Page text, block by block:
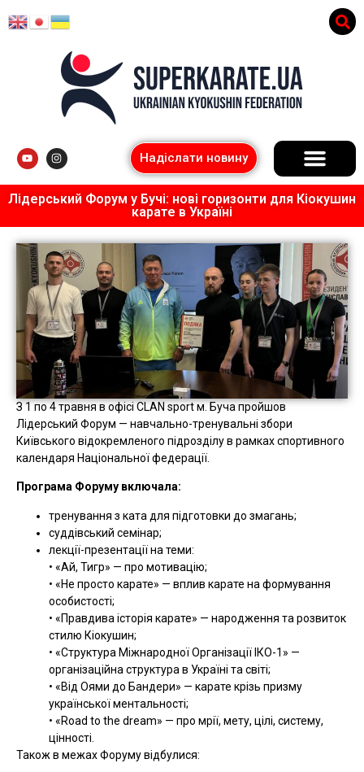
Надіслати новину
Лідерський Форум у Бучі: нові горизонти для Кіокушин
карате в Україні
З 1 по 4 травня в офісі CLAN sport м. Буча пройшов
Лідерський Форум — навчально-тренувальні збори
Київського відокремленого підрозділу в рамках спортивного
календаря Національної федерації.
Програма Форуму включала:
тренування з ката для підготовки до змагань;
суддівський семінар;
лекції-презентації на теми:
• «Ай, Тигр» — про мотивацію;
• «Не просто карате» — вплив карате на формування
особистості;
• «Правдива історія карате» — народження та розвиток
стилю Кіокушин;
• «Структура Міжнародної Організації ІКО-1» —
організаційна структура в Україні та світі;
• «Від Оями до Бандери» — карате крізь призму
української ментальності;
• «Road to the dream» — про мрії, мету, цілі, систему,
цінності.
Також в межах Форуму відбулися: